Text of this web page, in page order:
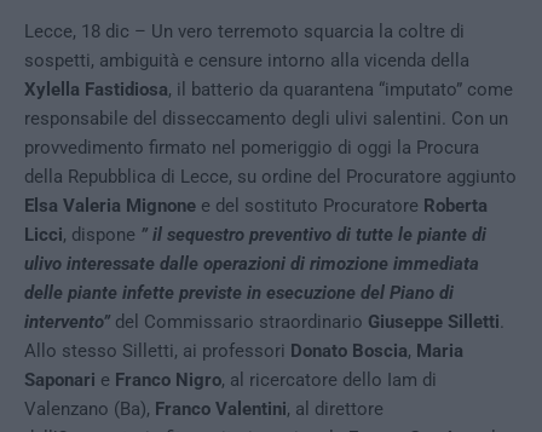
Lecce, 18 dic – Un vero terremoto squarcia la coltre di
sospetti, ambiguità e censure intorno alla vicenda della
Xylella Fastidiosa, il batterio da quarantena “imputato” come
responsabile del disseccamento degli ulivi salentini. Con un
provvedimento firmato nel pomeriggio di oggi la Procura
della Repubblica di Lecce, su ordine del Procuratore aggiunto
Elsa Valeria Mignone e del sostituto Procuratore Roberta
Licci, dispone ” il sequestro preventivo di tutte le piante di
ulivo interessate dalle operazioni di rimozione immediata
delle piante infette previste in esecuzione del Piano di
intervento” del Commissario straordinario Giuseppe Silletti.
Allo stesso Silletti, ai professori Donato Boscia, Maria
Saponari e Franco Nigro, al ricercatore dello Iam di
Valenzano (Ba), Franco Valentini, al direttore